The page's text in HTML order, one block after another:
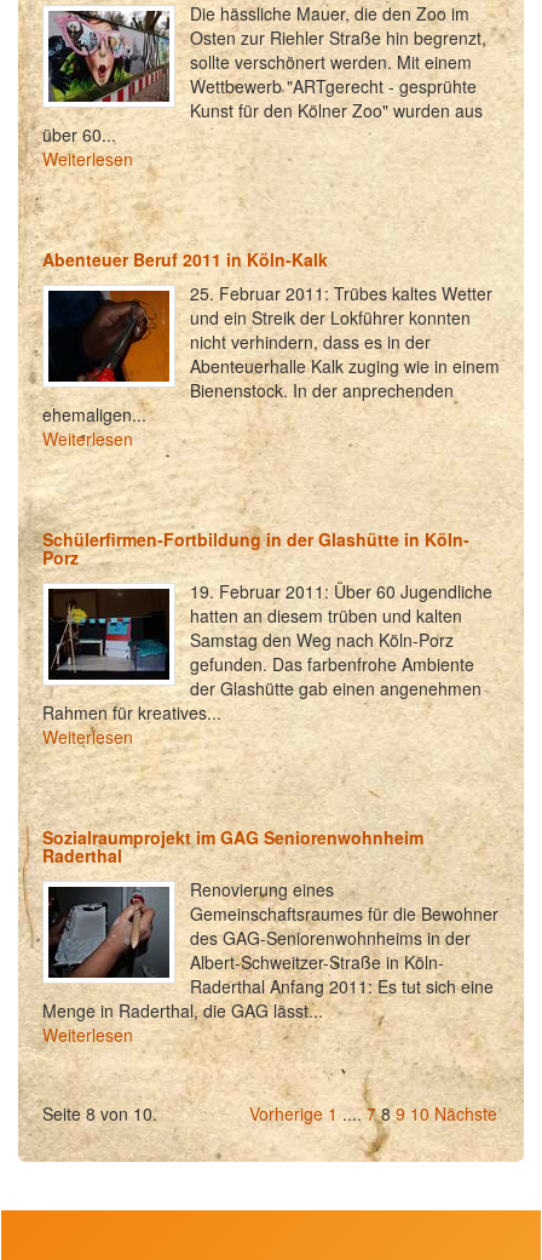
Die hässliche Mauer, die den Zoo im
Osten zur Riehler Straße hin begrenzt,
sollte verschönert werden. Mit einem
Wettbewerb "ARTgerecht - gesprühte
Kunst für den Kölner Zoo" wurden aus
über 60...
Weiterlesen
Abenteuer Beruf 2011 in Köln-Kalk
25. Februar 2011: Trübes kaltes Wetter
und ein Streik der Lokführer konnten
nicht verhindern, dass es in der
Abenteuerhalle Kalk zuging wie in einem
Bienenstock. In der anprechenden
ehemaligen...
Weiterlesen
Schülerfirmen-Fortbildung in der Glashütte in Köln-
Porz
19. Februar 2011: Über 60 Jugendliche
hatten an diesem trüben und kalten
Samstag den Weg nach Köln-Porz
gefunden. Das farbenfrohe Ambiente
der Glashütte gab einen angenehmen
Rahmen für kreatives...
Weiterlesen
Sozialraumprojekt im GAG Seniorenwohnheim
Raderthal
Renovierung eines
Gemeinschaftsraumes für die Bewohner
des GAG-Seniorenwohnheims in der
Albert-Schweitzer-Straße in Köln-
Raderthal Anfang 2011: Es tut sich eine
Menge in Raderthal, die GAG lässt...
Weiterlesen
Seite 8 von 10. Vorherige 1 .... 7 8 9 10 Nächste